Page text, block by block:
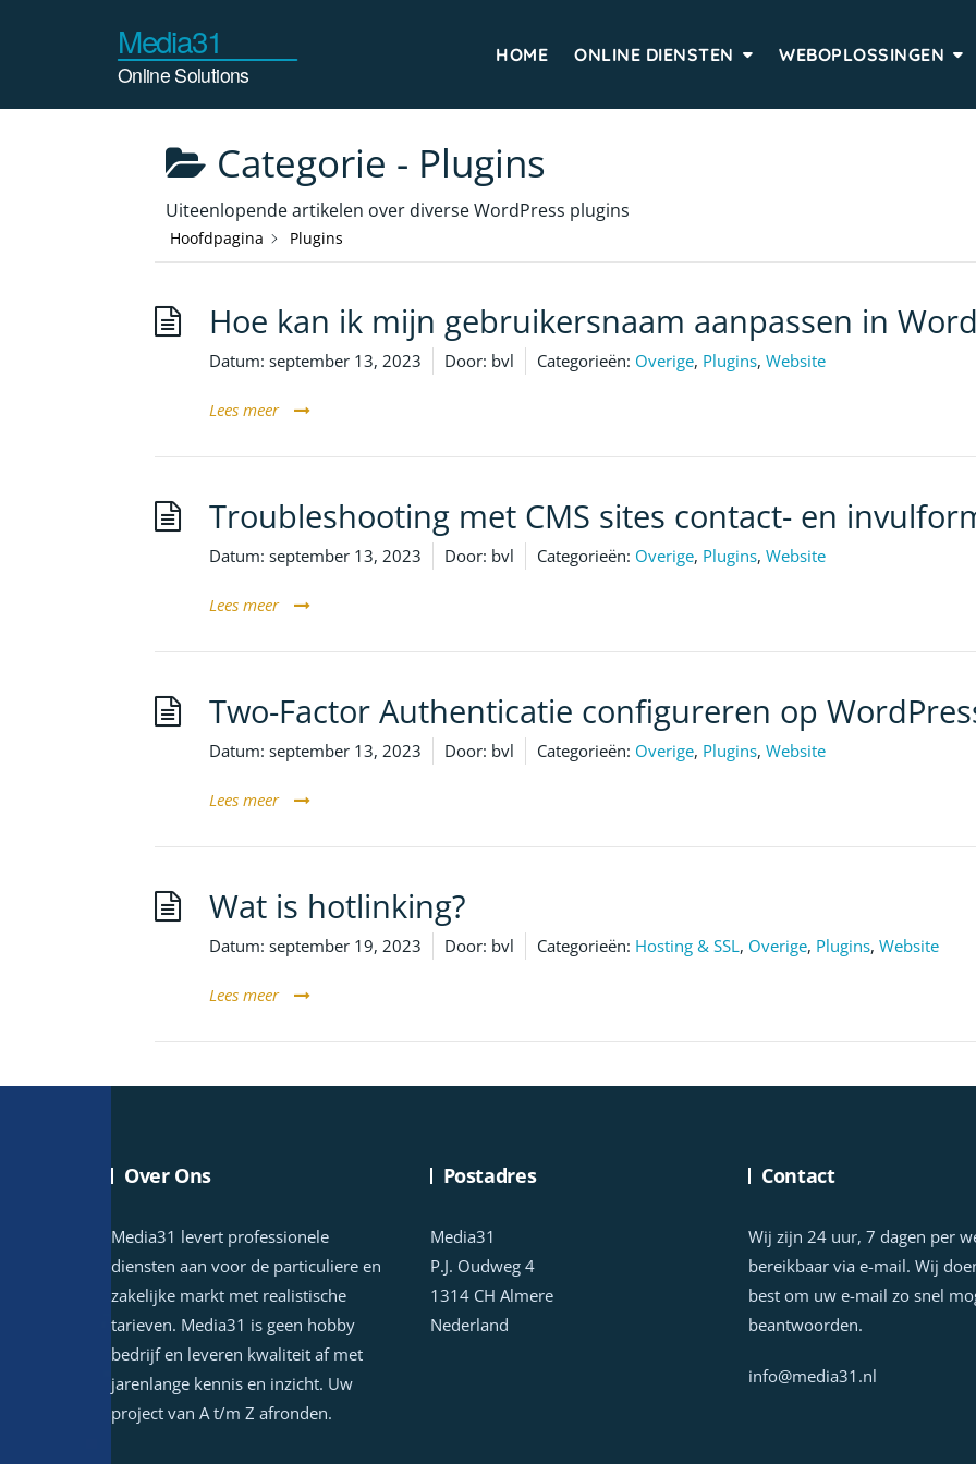
HOME ONLINE DIENSTEN WEBOPLOSSINGEN
Categorie - Plugins
Uiteenlopende artikelen over diverse WordPress plugins
Hoofdpagina Plugins
Hoe kan ik mijn gebruikersnaam aanpassen in
Datum: september 13, 2023 Door: bvl Categorieën: Overige, Plugins, Website
Lees meer
Troubleshooting met CMS sites contact- en
Datum: september 13, 2023 Door: bvl Categorieën: Overige, Plugins, Website
Lees meer
Two-Factor Authenticatie configureren op
Datum: september 13, 2023 Door: bvl Categorieën: Overige, Plugins, Website
Lees meer
Wat is hotlinking?
Datum: september 19, 2023 Door: bvl Categorieën: Hosting & SSL, Overige, Plugins, Website
Lees meer
Over Ons
Media31 levert professionele
diensten aan voor de particuliere en
zakelijke markt met realistische
tarieven. Media31 is geen hobby
bedrijf en leveren kwaliteit af met
jarenlange kennis en inzicht. Uw
project van A t/m Z afronden.
Postadres
Media31
P.J. Oudweg 4
1314 CH Almere
Nederland
Contact
Wij zijn 24 uur, 7 dagen per
bereikbaar via e-mail. Wij
best om uw e-mail zo snel
beantwoorden.
info@media31.nl